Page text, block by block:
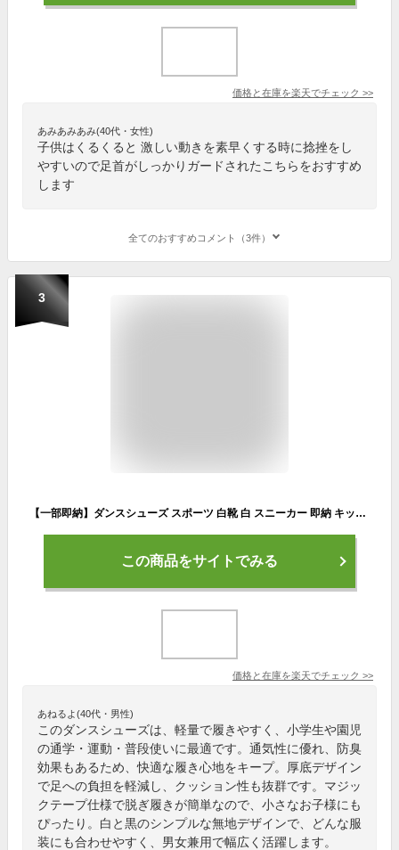
価格と在庫を楽天でチェック >>
あみあみあみ(40代・女性)
子供はくるくると 激しい動きを素早くする時に捻挫をし
やすいので足首がしっかりガードされたこちらをおすすめ
します
全てのおすすめコメント（3件）
3
【一部即納】ダンスシューズ スポーツ 白靴 白 スニーカー 即納 キッズ カジュアル シューズ 短納期 子供 練習着 無地 男女兼用 運動靴 普段着 小学生 通園 通学 軽量 厚底 子供靴 キッズ ダンス 通気性 防臭 春夏秋冬 ブラック ホワイト 黒 マジックテープ 14.0-22.5cm
この商品をサイトでみる
価格と在庫を楽天でチェック >>
あねるよ(40代・男性)
このダンスシューズは、軽量で履きやすく、小学生や園児
の通学・運動・普段使いに最適です。通気性に優れ、防臭
効果もあるため、快適な履き心地をキープ。厚底デザイン
で足への負担を軽減し、クッション性も抜群です。マジッ
クテープ仕様で脱ぎ履きが簡単なので、小さなお子様にも
ぴったり。白と黒のシンプルな無地デザインで、どんな服
装にも合わせやすく、男女兼用で幅広く活躍します。